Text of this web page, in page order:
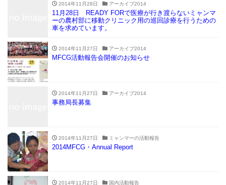
2014年11月28日 アーカイブ2014
11月28日 READY FORで医療が行き渡らないミャンマ
ーの農村部に移動クリニック用の巡回診療を行うための
車を求めています。
2014年11月27日 アーカイブ2014
MFCG活動報告会開催のお知らせ
2014年11月27日 アーカイブ2014
事務局長募集
2014年11月27日 ミャンマーの活動報告
2014MFCG・Annual Report
2014年11月27日 国内活動報告